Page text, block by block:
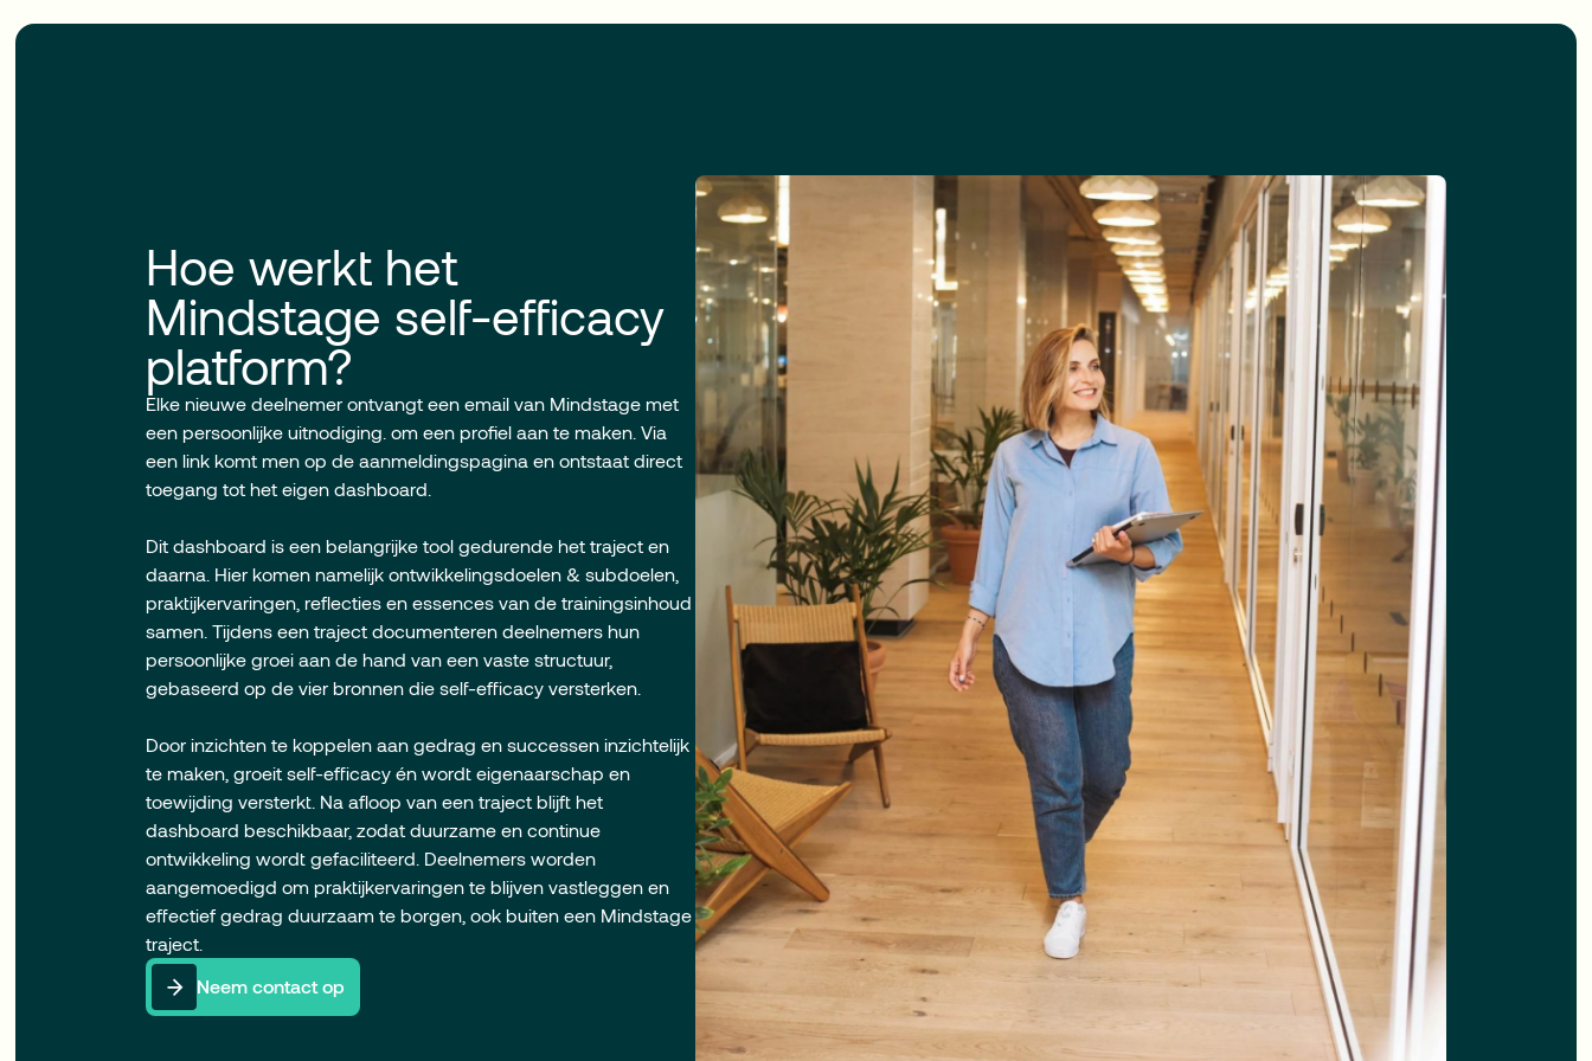
Hoe werkt het
Mindstage self-efficacy
platform?
Elke nieuwe deelnemer ontvangt een email van Mindstage met
een persoonlijke uitnodiging. om een profiel aan te maken. Via
een link komt men op de aanmeldingspagina en ontstaat direct
toegang tot het eigen dashboard.
Dit dashboard is een belangrijke tool gedurende het traject en
daarna. Hier komen namelijk ontwikkelingsdoelen & subdoelen,
praktijkervaringen, reflecties en essences van de trainingsinhoud
samen. Tijdens een traject documenteren deelnemers hun
persoonlijke groei aan de hand van een vaste structuur,
gebaseerd op de vier bronnen die self-efficacy versterken.
Door inzichten te koppelen aan gedrag en successen inzichtelijk
te maken, groeit self-efficacy én wordt eigenaarschap en
toewijding versterkt. Na afloop van een traject blijft het
dashboard beschikbaar, zodat duurzame en continue
ontwikkeling wordt gefaciliteerd. Deelnemers worden
aangemoedigd om praktijkervaringen te blijven vastleggen en
effectief gedrag duurzaam te borgen, ook buiten een Mindstage
traject.
Neem contact op
Neem contact op